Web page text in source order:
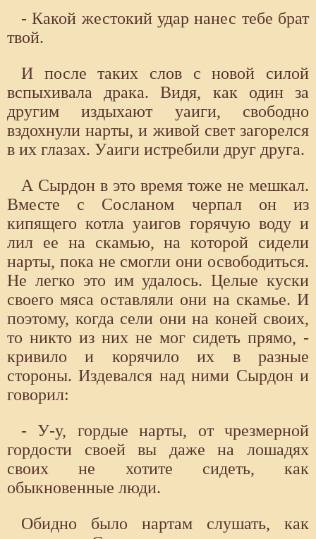
- Какой жестокий удар нанес тебе брат
твой.
И после таких слов с новой силой
вспыхивала драка. Видя, как один за
другим издыхают уаиги, свободно
вздохнули нарты, и живой свет загорелся
в их глазах. Уаиги истребили друг друга.
А Сырдон в это время тоже не мешкал.
Вместе с Сосланом черпал он из
кипящего котла уаигов горячую воду и
лил ее на скамью, на которой сидели
нарты, пока не смогли они освободиться.
Не легко это им удалось. Целые куски
своего мяса оставляли они на скамье. И
поэтому, когда сели они на коней своих,
то никто из них не мог сидеть прямо, -
кривило и корячило их в разные
стороны. Издевался над ними Сырдон и
говорил:
- У-у, гордые нарты, от чрезмерной
гордости своей вы даже на лошадях
своих не хотите сидеть, как
обыкновенные люди.
Обидно было нартам слушать, как